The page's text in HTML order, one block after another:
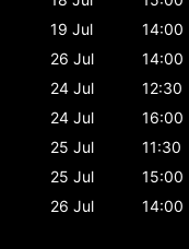
19 Jul
14:00
26 Jul
14:00
24 Jul
12:30
24 Jul
16:00
25 Jul
11:30
25 Jul
15:00
26 Jul
14:00